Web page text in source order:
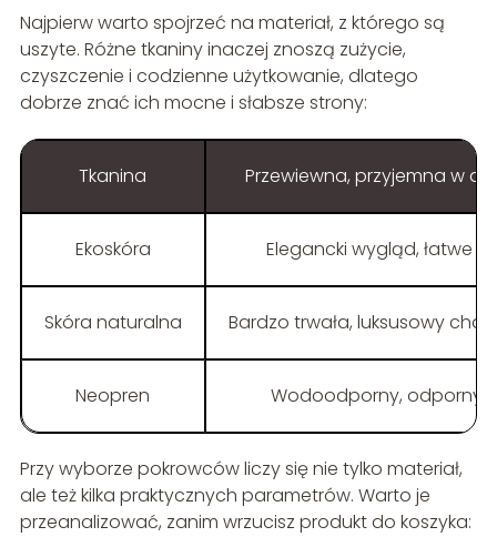
Najpierw warto spojrzeć na materiał, z którego są
uszyte. Różne tkaniny inaczej znoszą zużycie,
czyszczenie i codzienne użytkowanie, dlatego
dobrze znać ich mocne i słabsze strony:
Tkanina Przewiewna, przyjemna w
Ekoskóra Elegancki wygląd, łatwe
Skóra naturalna Bardzo trwała, luksusowy
Neopren Wodoodporny, odporny
Przy wyborze pokrowców liczy się nie tylko materiał,
ale też kilka praktycznych parametrów. Warto je
przeanalizować, zanim wrzucisz produkt do koszyka: